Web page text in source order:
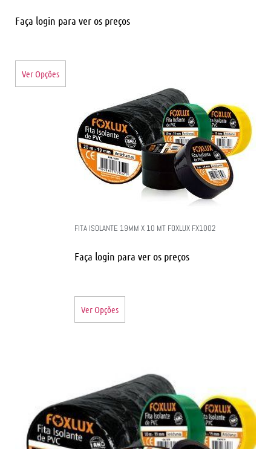
Faça login para ver os preços
Ver Opções
FITA ISOLANTE 19MM X 10 MT FOXLUX FX1002
Faça login para ver os preços
Ver Opções